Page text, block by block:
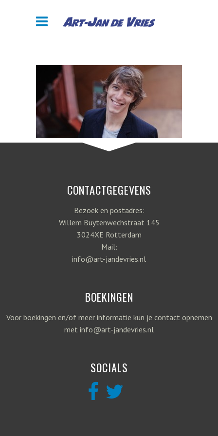
CONTACTGEGEVENS
Bezoek en postadres:
Willem Buytenwechstraat 145
3024XE Rotterdam
Mail:
info@art-jandevries.nl
BOEKINGEN
Voor boekingen en/of meer informatie kun je contact opnemen
met info@art-jandevries.nl
SOCIALS